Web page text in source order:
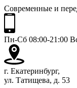
Современные и
Пн-Сб 08:00-21:00
г. Екатеринбург,
ул. Татищева, д. 53